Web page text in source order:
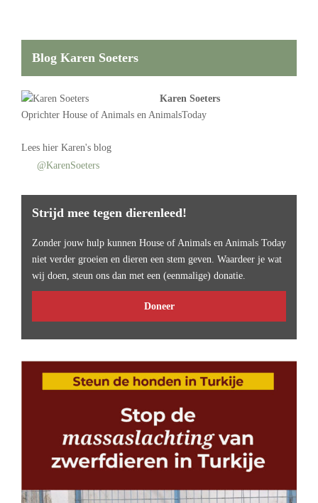
Blog Karen Soeters
Karen Soeters
Oprichter House of Animals en AnimalsToday
Lees hier Karen's blog
@KarenSoeters
Strijd mee tegen dierenleed!
Zonder jouw hulp kunnen House of Animals en Animals Today
niet verder groeien en dieren een stem geven. Waardeer je wat
wij doen, steun ons dan met een (eenmalige) donatie.
Doneer